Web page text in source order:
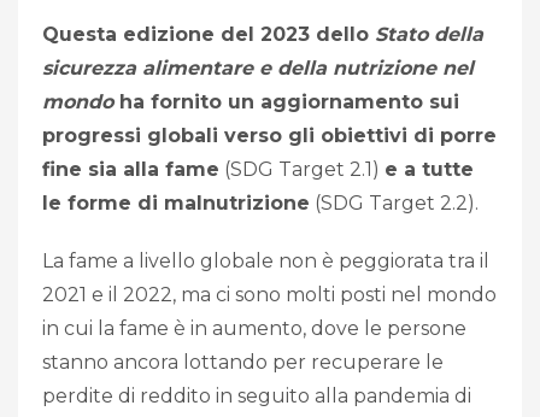
Questa edizione del 2023 dello Stato della
sicurezza alimentare e della nutrizione nel
mondoha fornito un aggiornamento sui
progressi globali verso gli obiettivi di porre
fine sia alla fame (SDG Target 2.1) e a tutte
le forme di malnutrizione (SDG Target 2.2).
La fame a livello globale non è peggiorata tra il
2021 e il 2022, ma ci sono molti posti nel mondo
in cui la fame è in aumento, dove le persone
stanno ancora lottando per recuperare le
perdite di reddito in seguito alla pandemia di